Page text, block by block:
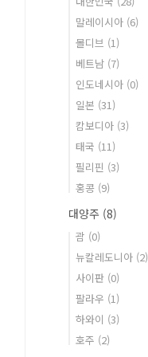
말레이시아 (6)
몰디브 (1)
베트남 (7)
인도네시아 (0)
일본 (31)
캄보디아 (3)
태국 (11)
필리핀 (3)
홍콩 (9)
대양주 (8)
괌 (0)
뉴칼레도니아 (2)
사이판 (0)
팔라우 (1)
하와이 (3)
호주 (2)